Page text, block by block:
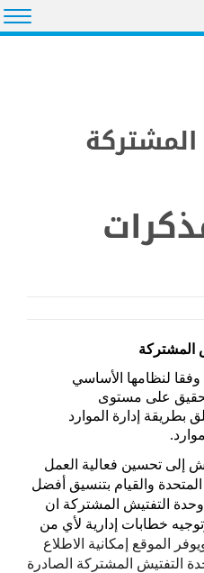
المشتركة
لنظامها الأساسي
على مستوى
بطريقة إدارة الموارد
لى تحسين فعالية العمل
المتحدة والقيام بتنسيق أفضل
التفتيش المشتركة ان
خطابات إدارية لأي من
الموقع إمكانية الاطلاع
التفتيش المشتركة الصادرة